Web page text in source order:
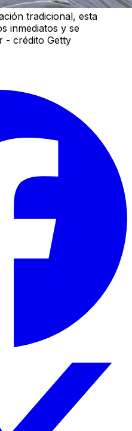
tradicional, esta
inmediatos y se
- crédito Getty